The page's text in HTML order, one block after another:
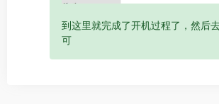
到这里就完成了开机过程了，然后
可